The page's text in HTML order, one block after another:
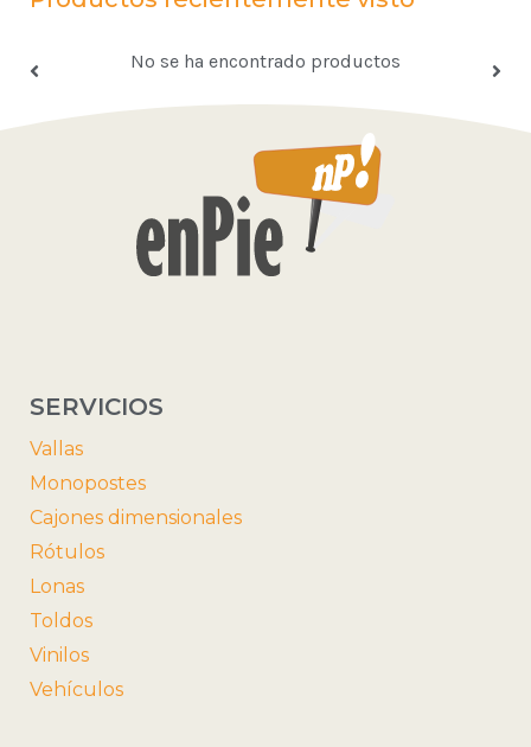
No se ha encontrado productos
SERVICIOS
Vallas
Monopostes
Cajones dimensionales
Rótulos
Lonas
Toldos
Vinilos
Vehículos